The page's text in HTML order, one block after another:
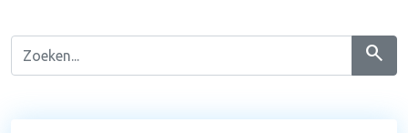
search